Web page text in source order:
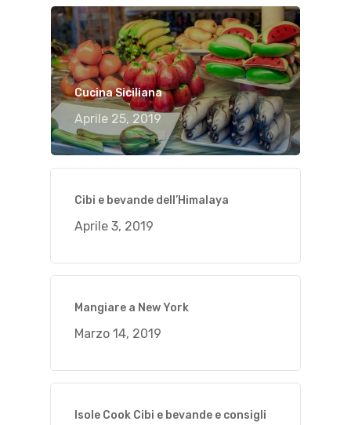
Cucina Siciliana
Aprile 25, 2019
Cibi e bevande dell’Himalaya
Aprile 3, 2019
Mangiare a New York
Marzo 14, 2019
Isole Cook Cibi e bevande e consigli